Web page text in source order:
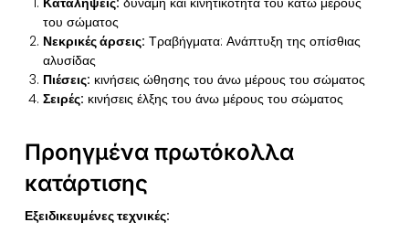
του σώματος
Νεκρικές άρσεις: Τραβήγματα: Ανάπτυξη της οπίσθιας
αλυσίδας
Πιέσεις: κινήσεις ώθησης του άνω μέρους του σώματος
Σειρές: κινήσεις έλξης του άνω μέρους του σώματος
Προηγμένα πρωτόκολλα
κατάρτισης
Εξειδικευμένες τεχνικές: